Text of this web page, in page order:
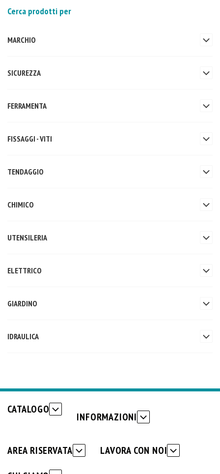
Cerca prodotti per
MARCHIO
SICUREZZA
FERRAMENTA
FISSAGGI - VITI
TENDAGGIO
CHIMICO
UTENSILERIA
ELETTRICO
GIARDINO
IDRAULICA
CATALOGO
INFORMAZIONI
AREA RISERVATA LAVORA CON NOI